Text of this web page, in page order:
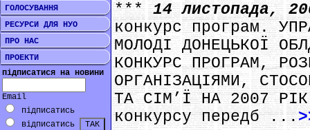
ГОЛОСУВАННЯ
РЕСУРСИ ДЛЯ НУО
ПРО НАС
ПРОЕКТИ
підписатися на новини
Email
підписатись
відписатись
***14 листопада,
конкурс програм.
МОЛОДІ ДОНЕЦЬКОЇ
КОНКУРС ПРОГРАМ,
ОРГАНІЗАЦІЯМИ,
ТА СІМ’Ї НА 2007 РІК
конкурсу передб ...